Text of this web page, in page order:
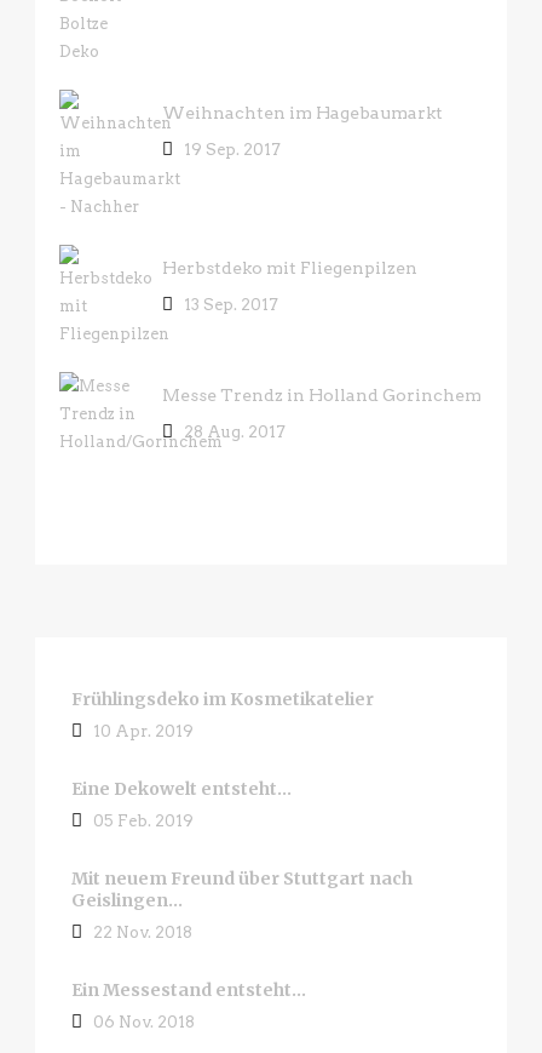
Weihnachten im Hagebaumarkt
19 Sep. 2017
Herbstdeko mit Fliegenpilzen
13 Sep. 2017
Messe Trendz in Holland Gorinchem
28 Aug. 2017
Frühlingsdeko im Kosmetikatelier
10 Apr. 2019
Eine Dekowelt entsteht…
05 Feb. 2019
Mit neuem Freund über Stuttgart nach
Geislingen…
22 Nov. 2018
Ein Messestand entsteht…
06 Nov. 2018